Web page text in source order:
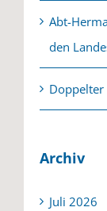
Abt-
den
Doppelter
Archiv
Juli 2026